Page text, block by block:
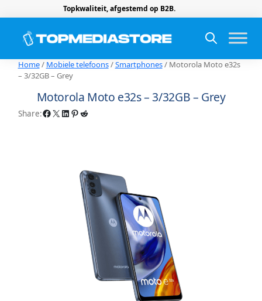
Topkwaliteit, afgestemd op B2B.
Home/ Mobiele telefoons/Smartphones/ Motorola Moto e32s
– 3/32GB – Grey
Motorola Moto e32s – 3/32GB – Grey
Share:Facebook X LinkedIn Pinterest Reddit